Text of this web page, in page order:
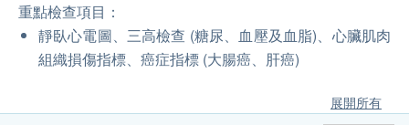
重點檢查項目：
靜臥心電圖、三高檢查 (糖尿、血壓及血脂)、心臟肌肉
組織損傷指標、癌症指標 (大腸癌、肝癌)
展開所有